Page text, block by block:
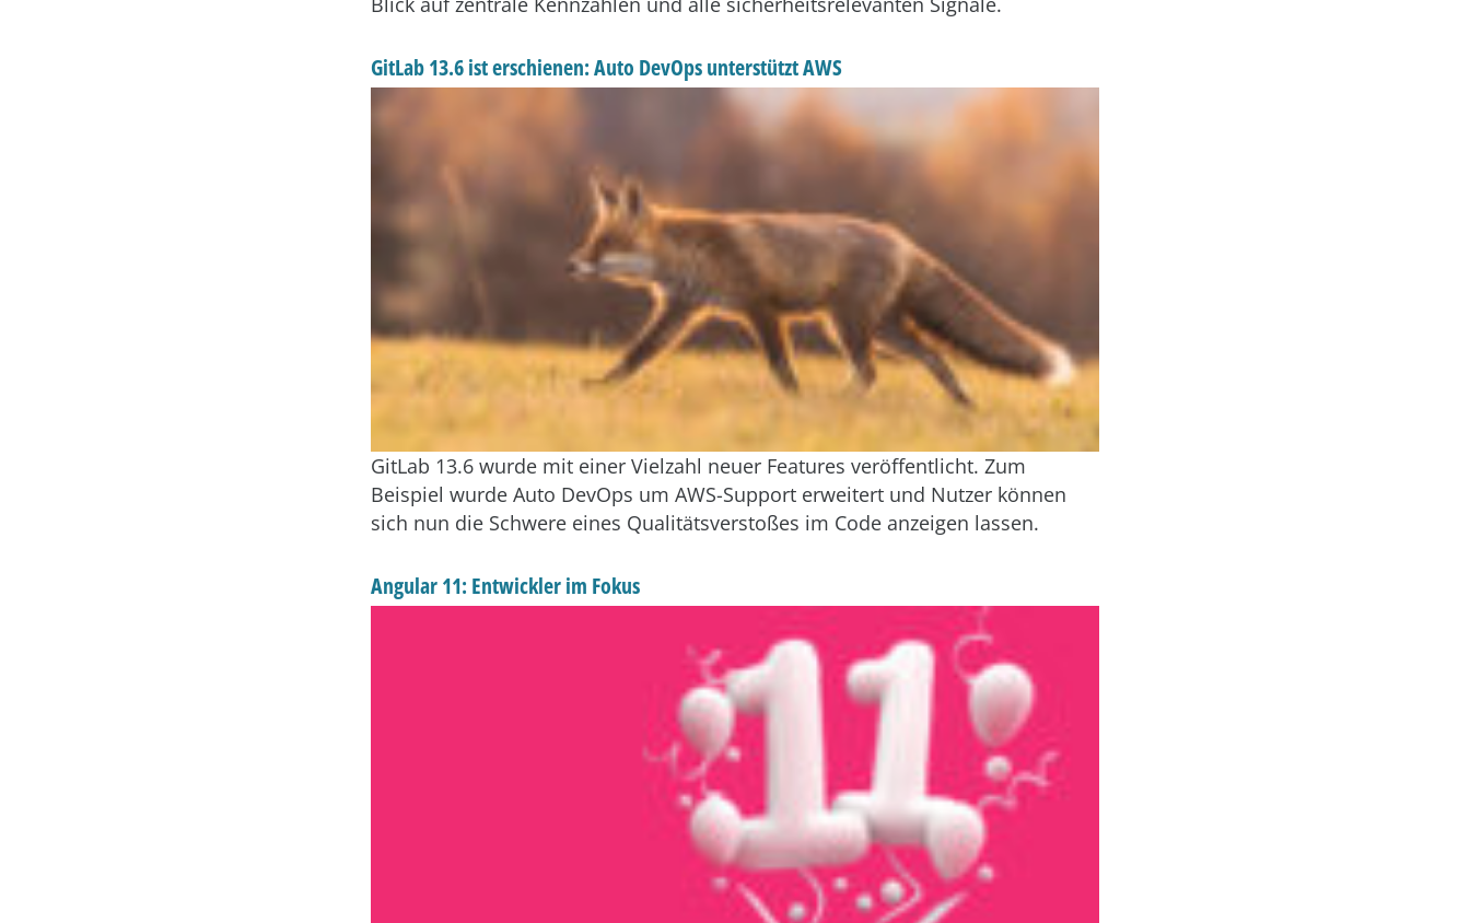
GitLab 13.6 ist erschienen: Auto DevOps unterstützt AWS
GitLab 13.6 wurde mit einer Vielzahl neuer Features veröffentlicht. Zum
Beispiel wurde Auto DevOps um AWS-Support erweitert und Nutzer können
sich nun die Schwere eines Qualitätsverstoßes im Code anzeigen lassen.
Angular 11: Entwickler im Fokus